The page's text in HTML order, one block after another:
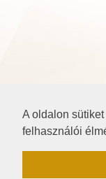
A oldalon
felhasználói